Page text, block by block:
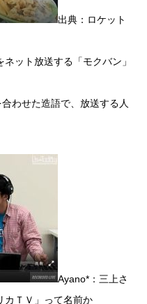
出典： ロケット
ット放送する「モクバン」
合わせた造語で、放送する人
Ayano*：三上さ
カＴＶ」って名前か